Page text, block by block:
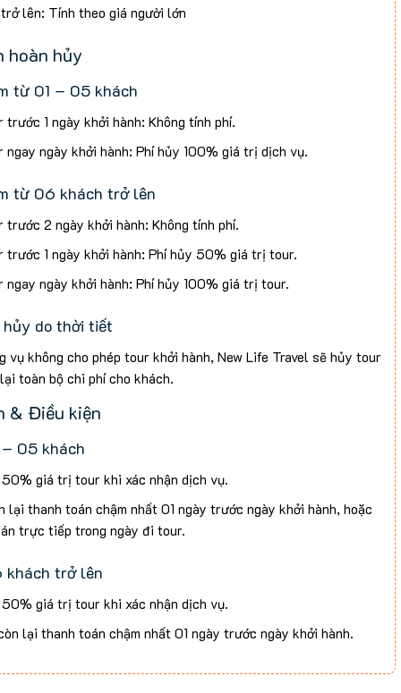
lên: Tính theo giá người lớn
hoàn hủy
từ 01 – 05 khách
trước 1 ngày khởi hành: Không tính phí.
ngay ngày khởi hành: Phí hủy 100% giá trị dịch vụ.
từ 06 khách trở lên
trước 2 ngày khởi hành: Không tính phí.
trước 1 ngày khởi hành: Phí hủy 50% giá trị tour.
ngay ngày khởi hành: Phí hủy 100% giá trị tour.
do thời tiết
vụ không cho phép tour khởi hành, New Life Travel sẽ hủy tour
toàn bộ chi phí cho khách.
vụ cho phép khởi hành nhưng khách muốn hủy tour, New Life
không hoàn tiền.
& Điều kiện
05 khách
giá trị tour khi xác nhận dịch vụ.
lại thanh toán chậm nhất 01 ngày trước ngày khởi hành, hoặc
trực tiếp trong ngày đi tour.
khách trở lên
giá trị tour khi xác nhận dịch vụ.
lại thanh toán chậm nhất 01 ngày trước ngày khởi hành.